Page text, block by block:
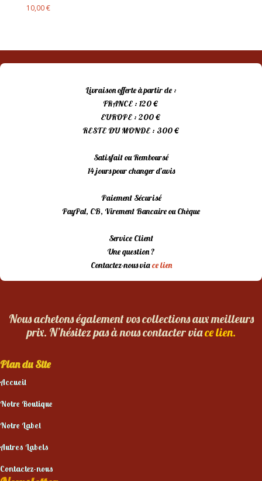
10,00€
Livraison offerte à partir de :
FRANCE : 120 €
EUROPE : 200 €
RESTE DU MONDE : 300 €
Satisfait ou Remboursé
14 jours pour changer d’avis
Paiement Sécurisé
PayPal, CB, Virement Bancaire ou Chèque
Service Client
Une question ?
Contactez-nous viace lien
Nous achetons également vos collections aux meilleurs
prix. N’hésitez pas à nous contacter viace lien.
Plan du Site
Accueil
Notre Boutique
Notre Label
Autres Labels
Contactez-nous